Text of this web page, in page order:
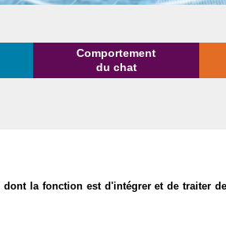
Comportement
du chat
la fonction est d'intégrer et de traiter